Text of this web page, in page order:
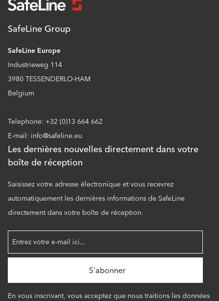
SafeLine Group
SafeLine Europe
Industrieweg 114
3980 TESSENDERLO-HAM
Belgium
Telephone: +32 (0)13 664 662
E-mail: info@safeline.eu
Les dernières nouvelles directement dans votre
boîte de réception
Saisissez votre adresse électronique et vous recevrez
automatiquement les dernières informations de SafeLine
directement dans votre boîte de réception.
En vous inscrivant, vous acceptez que nous traitions les données